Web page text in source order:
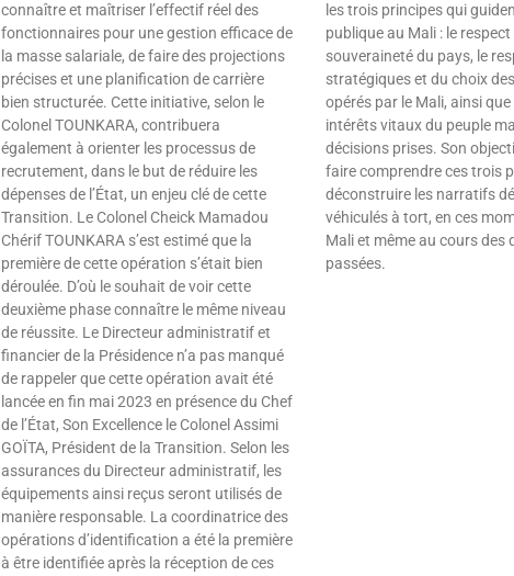
connaître et maîtriser l’effectif réel des
fonctionnaires pour une gestion efficace de
la masse salariale, de faire des projections
précises et une planification de carrière
bien structurée. Cette initiative, selon le
Colonel TOUNKARA, contribuera
également à orienter les processus de
recrutement, dans le but de réduire les
dépenses de l’État, un enjeu clé de cette
Transition. Le Colonel Cheick Mamadou
Chérif TOUNKARA s’est estimé que la
première de cette opération s’était bien
déroulée. D’où le souhait de voir cette
deuxième phase connaître le même niveau
de réussite. Le Directeur administratif et
financier de la Présidence n’a pas manqué
de rappeler que cette opération avait été
lancée en fin mai 2023 en présence du Chef
de l’État, Son Excellence le Colonel Assimi
GOÏTA, Président de la Transition. Selon les
assurances du Directeur administratif, les
équipements ainsi reçus seront utilisés de
manière responsable. La coordinatrice des
opérations d’identification a été la première
à être identifiée après la réception de ces
les trois principes qui
publique au Mali : le respect
souveraineté du pays, le
stratégiques et du choix
opérés par le Mali, ainsi
intérêts vitaux du peuple
décisions prises. Son
faire comprendre ces trois
déconstruire les narratifs
véhiculés à tort, en ces
Mali et même au cours des
passées.